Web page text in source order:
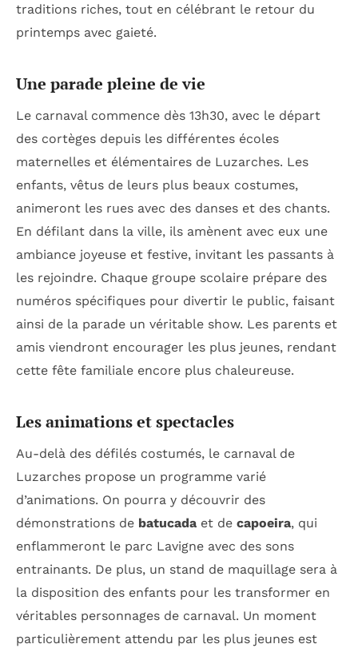
traditions riches, tout en célébrant le retour du
printemps avec gaieté.
Une parade pleine de vie
Le carnaval commence dès 13h30, avec le départ
des cortèges depuis les différentes écoles
maternelles et élémentaires de Luzarches. Les
enfants, vêtus de leurs plus beaux costumes,
animeront les rues avec des danses et des chants.
En défilant dans la ville, ils amènent avec eux une
ambiance joyeuse et festive, invitant les passants à
les rejoindre. Chaque groupe scolaire prépare des
numéros spécifiques pour divertir le public, faisant
ainsi de la parade un véritable show. Les parents et
amis viendront encourager les plus jeunes, rendant
cette fête familiale encore plus chaleureuse.
Les animations et spectacles
Au-delà des défilés costumés, le carnaval de
Luzarches propose un programme varié
d’animations. On pourra y découvrir des
démonstrations de batucada et de capoeira, qui
enflammeront le parc Lavigne avec des sons
entrainants. De plus, un stand de maquillage sera à
la disposition des enfants pour les transformer en
véritables personnages de carnaval. Un moment
particulièrement attendu par les plus jeunes est